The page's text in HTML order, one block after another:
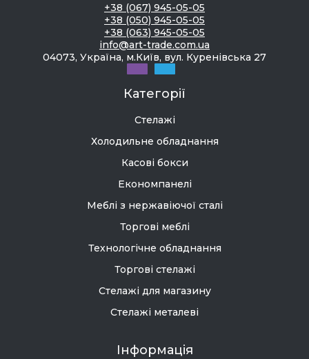
+38 (067) 945-05-05
+38 (050) 945-05-05
+38 (063) 945-05-05
info@art-trade.com.ua
04073, Україна, м.Київ, вул. Куренівська 27
Категорії
Стелажі
Холодильне обладнання
Касові бокси
Економпанелі
Меблі з нержавіючої сталі
Торгові меблі
Технологічне обладнання
Торгові стелажі
Стелажі для магазину
Стелажі металеві
Інформація